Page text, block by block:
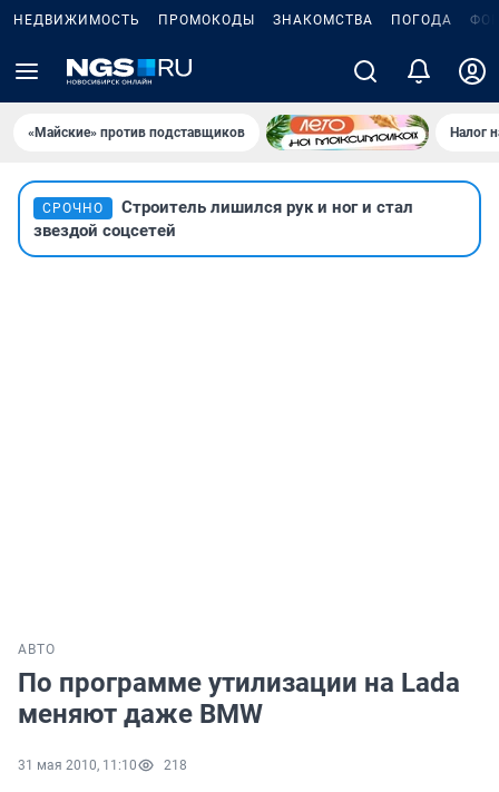
НЕДВИЖИМОСТЬ ПРОМОКОДЫ ЗНАКОМСТВА ПОГОДА
«Майские» против подставщиков Налог
СРОЧНО
Строитель лишился рук и ног и стал
звездой соцсетей
АВТО
По программе утилизации на Lada
меняют даже BMW
31 мая 2010, 11:10 218